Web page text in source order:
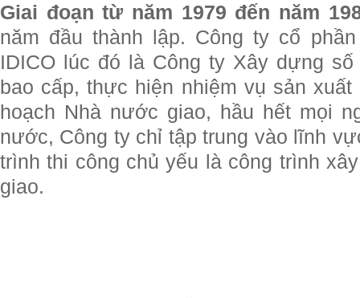
Giai đoạn từ năm 1979 đến năm
năm đầu thành lập. Công ty cổ
IDICO lúc đó là Công ty Xây dựng
bao cấp, thực hiện nhiệm vụ sản
hoạch Nhà nước giao, hầu hết mọi
nước, Công ty chỉ tập trung vào lĩnh
trình thi công chủ yếu là công trình
giao.